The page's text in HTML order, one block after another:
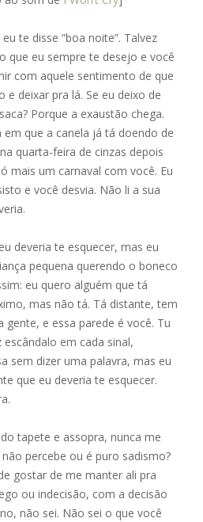
p
ar
e
te disse “boa noite”. Talvez
que eu sempre te desejo e você
com aquele sentimento de que
e deixar pra lá. Se eu deixo de
Porque a exaustão chega.
em que a canela já tá doendo de
quarta-feira de cinzas depois
mais um carnaval com você. Eu
e você desvia. Não li a sua
deveria te esquecer, mas eu
pequena querendo o boneco
eu quero alguém que tá
mas não tá. Tá distante, tem
gente, e essa parede é você. Tu
em cada sinal,
sem dizer uma palavra, mas eu
que eu deveria te esquecer.
tapete e assopra, nunca me
percebe ou é puro sadismo?
gostar de me manter ali pra
ou indecisão, com a decisão
não sei. Não sei o que você